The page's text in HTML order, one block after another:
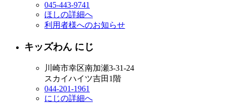
045-443-9741
ほしの詳細へ
利用者様へのお知らせ
キッズわん にじ
川崎市幸区南加瀬3-31-24
スカイハイツ吉田1階
044-201-1961
にじの詳細へ